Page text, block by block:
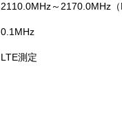
2110.0MHz～2170.0MHz
0.1MHz
LTE測定